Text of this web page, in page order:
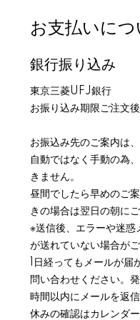
お支払いにつ
銀行振り込み
東京三菱UFJ銀行
お振り込み期限ご注文
お振込み先のご案内は、
自動ではなく手動の為
きません。
昼間でしたら早めのご
きの場合は翌日の朝に
※送信後、エラーや迷惑
が送れていない場合がご
1日経ってもメールが
問い合わせください。
時間以内にメールを返
休みの確認はカレンダ